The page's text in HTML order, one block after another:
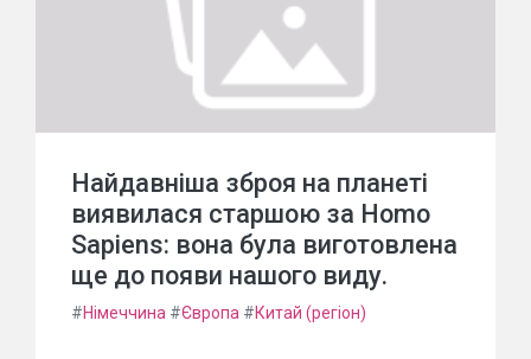
Найдавніша зброя на планеті
виявилася старшою за Homo
Sapiens: вона була виготовлена
ще до появи нашого виду.
#Німеччина #Європа #Китай (регіон)